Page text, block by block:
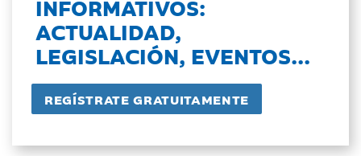
INFORMATIVOS:
ACTUALIDAD,
LEGISLACIÓN, EVENTOS...